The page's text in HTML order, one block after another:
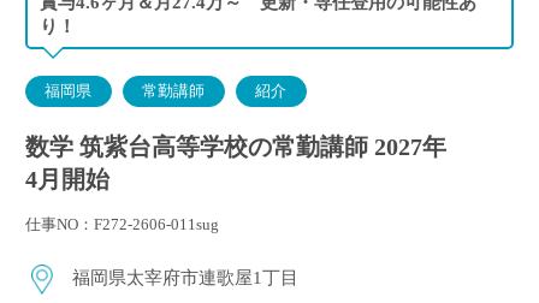
り！
福岡県 常勤講師 紹介
数学 筑紫台高等学校の常勤講師 2027年
4月開始
仕事NO：F272-2606-011sug
福岡県太宰府市連歌屋1丁目